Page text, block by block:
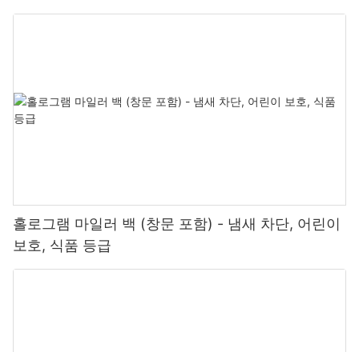
홀로그램 마일러 백 (창문 포함) - 냄새 차단, 어린이
보호, 식품 등급